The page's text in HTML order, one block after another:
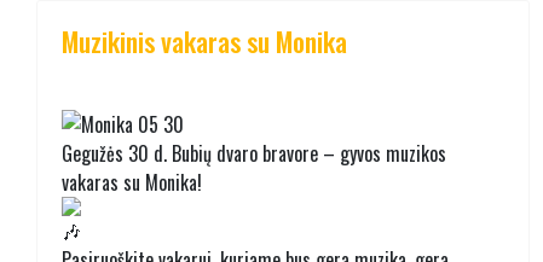
Muzikinis vakaras su Monika
Gegužės 30 d. Bubių dvaro bravore – gyvos muzikos
vakaras su Monika!